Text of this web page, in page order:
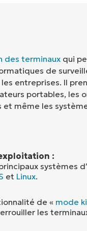
des terminaux qui
de
entreprises. Il
portables, les
et même les
:
systèmes
et Linux.
de « mode
les